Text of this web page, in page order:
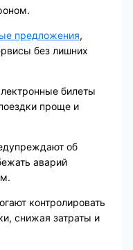
предложения,
без лишних
билеты
проще и
об
аварий
контролировать
снижая затраты и